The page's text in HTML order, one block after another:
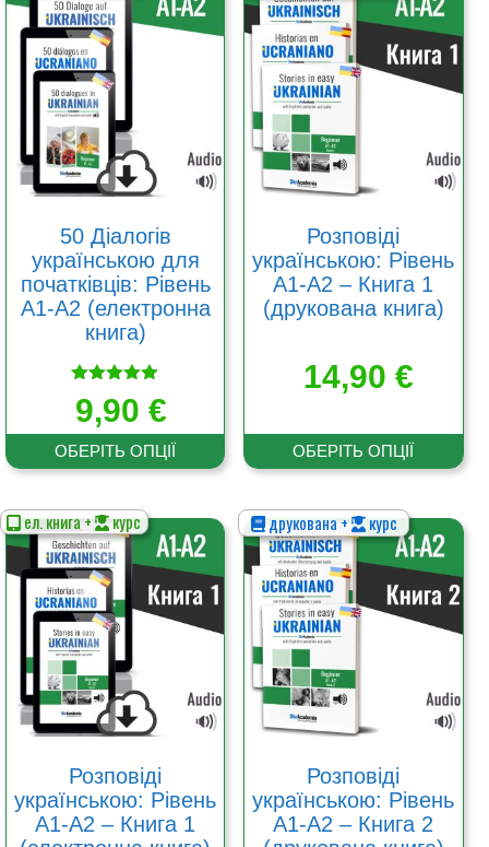
50 Діалогів
українською для
початківців: Рівень
А1-А2 (електронна
книга)
Оцінено в
5.00
9,90 €
ОБЕРІТЬ ОПЦІЇ
товар
має
кілька
варіантів.
Параметри
можна
вибрати
на
сторінці
Розповіді
українською: Рівень
А1-А2 – Книга 1
(друкована книга)
14,90€
ОБЕРІТЬ ОПЦІЇ
товар
має
кілька
варіантів.
Параметри
можна
вибрати
сторінці
ел. книга + курс
Розповіді
українською: Рівень
А1-А2 – Книга 1
Цей
товар
має
кілька
варіантів.
Параметри
можна
вибрати
на
сторінці
друкована + курс
Розповіді
українською: Рівень
А1-А2 – Книга 2
Цей
товар
має
кілька
варіантів.
Параметри
можна
вибрати
сторінці